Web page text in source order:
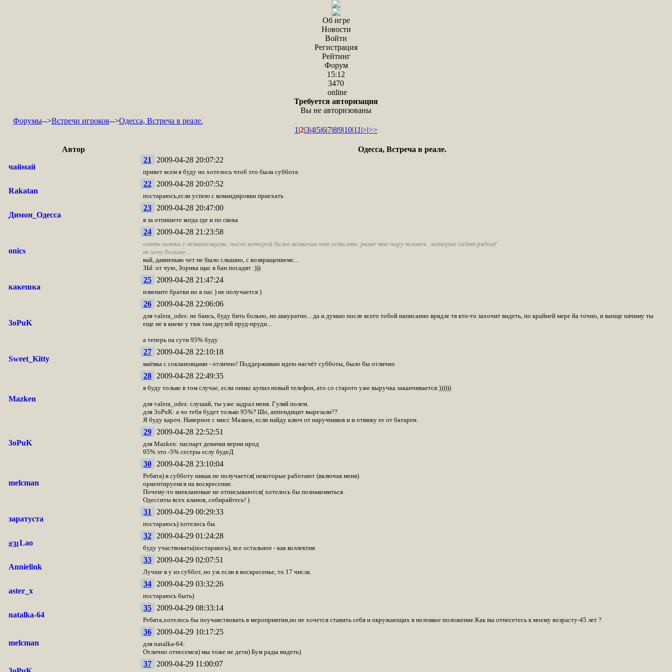
Об игре
Новости
Войти
Регистрация
Рейтинг
Форум
15:12
3470
online
Требуется авторизация
Вы не авторизованы
Форумы-->Встречи игроков-->Одесса, Встреча в реале.
1 |2|3|4|5|6|7|8|9|10|11 |>|>>
Автор Одесса, Встреча в реале.
чаймай
21 2009-04-28 20:07:22
привет всем я буду но хотелось чтоб это была суббота
Rakatan
22 2009-04-28 20:07:52
постараюсь,если успею с командировки приехать
Димон_Одесса
23 2009-04-28 20:47:00
я за отпишете когда где и по скока
onics
24 2009-04-28 21:23:58
опять пьянка с незнакомцами. после которой даже незнаешь кто есть кто. разве что пару человек . которые сидят рядом!
не хочу больше...
вай, давненько чет не было слышно, с возвращениемс...
ЗЫ: от чую, Зорика щас в бан посадят :)))
какешка
25 2009-04-28 21:47:24
извените братки но я пас ) не получается )
3oPuK
26 2009-04-28 22:06:06
для valera_odes: не баись, буду бить больно, но аккуратно... да и думаю после всего тобой написанно врядле тя кто-то захочит видеть, по крайней мере йа точно, и вапще пачиму ты
еще не в киеве у тяж там друзей пруд-пруди...
а теперь па сути 95% буду
Sweet_Kitty
27 2009-04-28 22:10:18
маёвка с соклановцами - отлично! Поддерживаю идею насчёт субботы, было бы отлично
Mazken
28 2009-04-28 22:49:35
я буду только в том случае, если оникс купил новый телефон, ато со старого уже выручка заканчивается:))))))
для valera_odes: слушай, ты уже задрал меня. Гуляй полем.
для 3oPuK: а чо тебя будет только 95%? Шо, аппендицит вырезали??
Я буду кароч. Наверное с мисс Мазкен, если найду ключ от наручников и и отвяжу ее от батареи.
3oPuK
29 2009-04-28 22:52:51
для Mazken: паспарт девачки верни ирод
95% это -5% сестры еслу будеД
melcman
30 2009-04-28 23:10:04
Ребята) в субботу никак не получается( некоторые работают (включая меня)
ориентируемся на воскресение.
Почему-то внеклановые не отписываются( хотелось бы познакомиться.
Одесситы всех кланов, собирайтесь! )
заратуста
31 2009-04-29 00:29:33
постараюсь) хотелось бы
Lao
32 2009-04-29 01:24:28
буду участвовать(постараюсь), все остальное - как коллектив
Annielink
33 2009-04-29 02:07:51
Лучше в у из суббот, но уж если в воскресенье, то 17 числа.
aster_x
34 2009-04-29 03:32:26
постараюсь быть)
natalka-64
35 2009-04-29 08:33:14
Ребята,хотелось бы поучавствовать в мероприятии,но не хочется ставить себя и окружающих в неловкое положение.Как вы отнесетесь к моему возрасту-45 лет ?
melcman
36 2009-04-29 10:17:25
для natalka-64:
Отлично отнесемся) мы тоже не дети) Бум рады видеть)
37 2009-04-29 11:00:07